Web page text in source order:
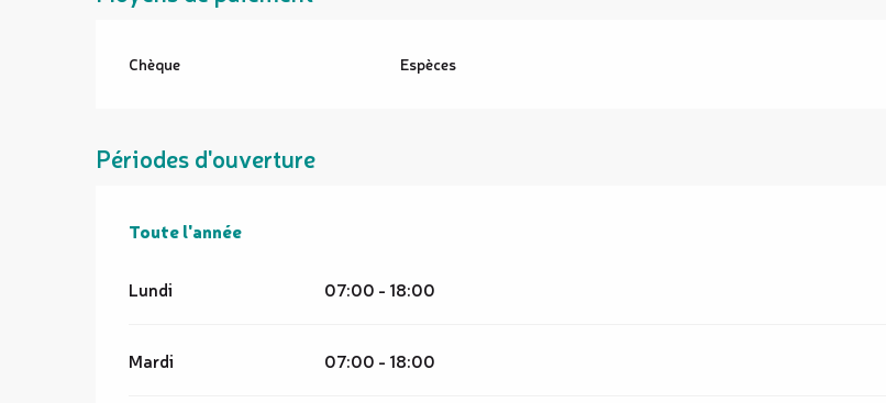
Chèque Espèces
Périodes d'ouverture
Toute l'année
Toute l'année
Lundi 07:00 - 18:00
Mardi 07:00 - 18:00